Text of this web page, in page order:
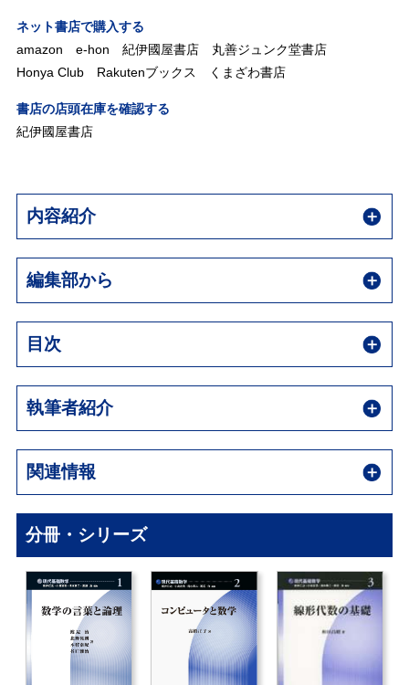
ネット書店で購入する
amazon
e-hon 紀伊國屋書店
丸善ジュンク堂書店
Honya Club
Rakutenブックス くまざわ書店
書店の店頭在庫を確認する
紀伊國屋書店
内容紹介
編集部から
目次
執筆者紹介
関連情報
分冊・シリーズ